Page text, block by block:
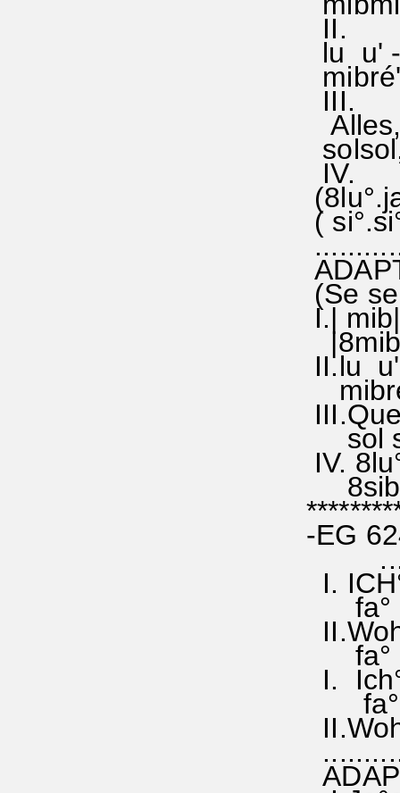
II.
lu u'
III.
IV.
(
(Se
I.|
II.lu
sol
IV.
-EG
I.
fa°
fa°
I.
fa°